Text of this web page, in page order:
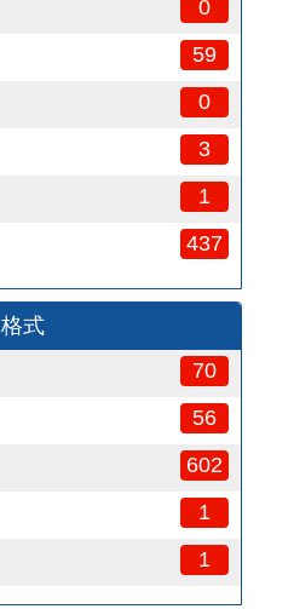
0
59
0
3
1
437
格式
70
56
602
1
1